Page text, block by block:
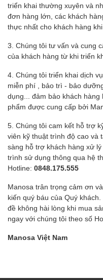
triển khai thường xuyên và
đơn hàng lớn, các khách
thực nhất cho khách hàng
3. Chúng tôi tư vấn và cung
của khách hàng từ khi triển
4. Chúng tôi triển khai dịch
miễn phí , bảo trì - bảo
dụng... đảm bảo khách
phẩm được cung cấp bởi
5. Chúng tôi cam kết hỗ trợ
viên kỹ thuật trình độ cao và
sàng hỗ trợ khách hàng xử
trình sử dụng thông qua hệ
Hotline: 0848.175.555
Manosa trân trọng cảm ơn
kiến quý báu của Quý
đề không hài lòng khi mua
ngay với chúng tôi theo số
Manosa Việt Nam